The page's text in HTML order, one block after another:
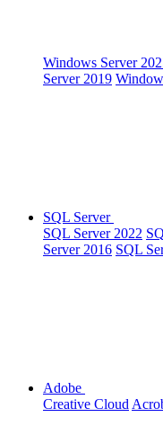
Windows Server
Server 2019
SQL Server
SQL Server 2022
Server 2016 SQL
Adobe
Creative Cloud